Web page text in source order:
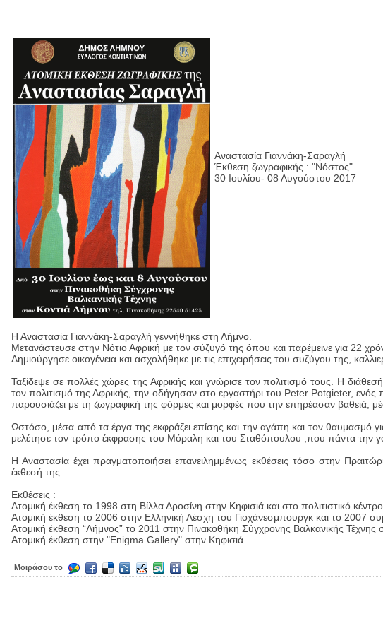
Αναστασία Γιαννάκη-Σαραγλή
Έκθεση ζωγραφικής : "Νόστος"
30 Ιουλίου- 08 Αυγούστου 2017
Η Αναστασία Γιαννάκη-Σαραγλή γεννήθηκε στη Λήμνο.
Μετανάστευσε στην Νότιο Αφρική με τον σύζυγό της όπου και παρέμεινε για 22
Δημιούργησε οικογένεια και ασχολήθηκε με τις επιχειρήσεις του συζύγου της,
Ταξίδεψε σε πολλές χώρες της Αφρικής και γνώρισε τον πολιτισμό τους. Η
τον πολιτισμό της Αφρικής, την οδήγησαν στο εργαστήρι του Peter Potgieter,
παρουσιάζει με τη ζωγραφική της φόρμες και μορφές που την επηρέασαν βαθειά,
Ωστόσο, μέσα από τα έργα της εκφράζει επίσης και την αγάπη και τον θαυμασμό
μελέτησε τον τρόπο έκφρασης του Μόραλη και του Σταθόπουλου ,που πάντα την
Η Αναστασία έχει πραγματοποιήσει επανειλημμένως εκθέσεις τόσο στην
έκθεσή της.
Εκθέσεις :
Ατομική έκθεση το 1998 στη Βίλλα Δροσίνη στην Κηφισιά και στο πολιτιστικό
Ατομική έκθεση το 2006 στην Ελληνική Λέσχη του Γιοχάνεσμπουργκ και το 2007
Ατομική έκθεση “Λήμνος” το 2011 στην Πινακοθήκη Σύγχρονης Βαλκανικής Τέχνης
Ατομική έκθεση στην "Enigma Gallery" στην Κηφισιά.
Μοιράσου το